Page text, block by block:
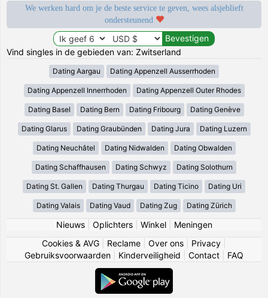
We werken hard om je de beste service te geven, wees alsjeblieft
ondersteunend
Vind singles in de gebieden van: Zwitserland
Dating Aargau Dating Appenzell Ausserrhoden
Dating Appenzell Innerrhoden Dating Appenzell Outer Rhodes
Dating Basel Dating Bern Dating Fribourg Dating Genève
Dating Glarus Dating Graubünden Dating Jura Dating Luzern
Dating Neuchâtel Dating Nidwalden Dating Obwalden
Dating Schaffhausen Dating Schwyz Dating Solothurn
Dating St. Gallen Dating Thurgau Dating Ticino Dating Uri
Dating Valais Dating Vaud Dating Zug Dating Zürich
Nieuws| Oplichters| Winkel| Meningen
Cookies & AVG
Reclame Over ons Privacy
Gebruiksvoorwaarden
Kinderveiligheid Contact FAQ